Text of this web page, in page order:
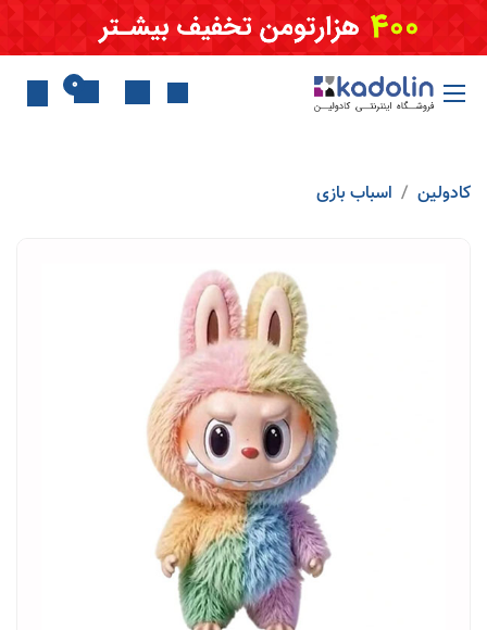
Skip to Content
0
کادولین اسباب بازی